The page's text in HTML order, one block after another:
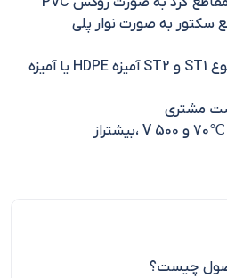
سکتور به صورت نوار پلی
جنس روکش: آمیزه PVC نوع ST1 و ST2 آمیزه HDPE یا آمیزه
مشتری
حداقل مقاومت عایقی در ℃70 و V 500 ،بیشتراز
چیست؟